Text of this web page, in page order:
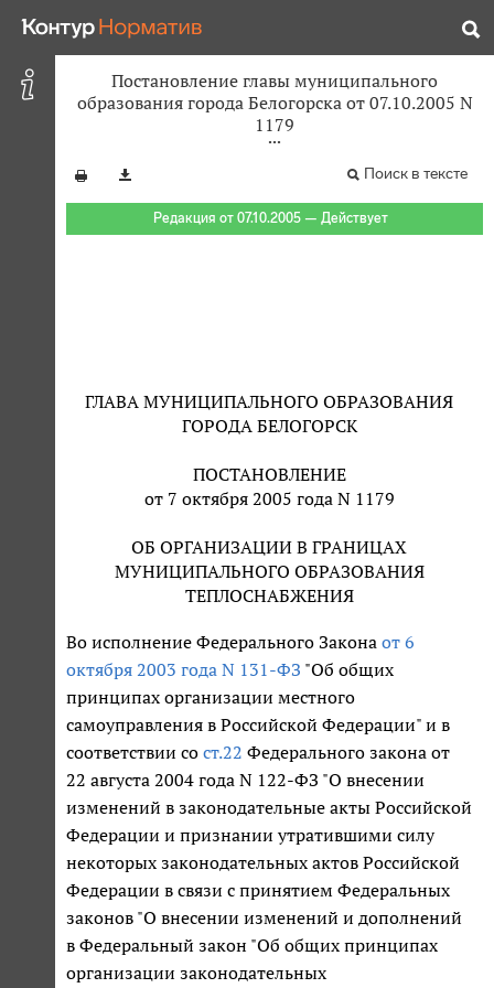
Постановление главы муниципального
образования города Белогорска от 07.10.2005 N
1179
Поиск в тексте
Редакция от 07.10.2005 — Действует
ГЛАВА МУНИЦИПАЛЬНОГО ОБРАЗОВАНИЯ
ГОРОДА БЕЛОГОРСК
ПОСТАНОВЛЕНИЕ
от 7 октября 2005 года N 1179
ОБ ОРГАНИЗАЦИИ В ГРАНИЦАХ
МУНИЦИПАЛЬНОГО ОБРАЗОВАНИЯ
ТЕПЛОСНАБЖЕНИЯ
Во исполнение Федерального Закона от 6
октября 2003 года N 131-ФЗ "Об общих
принципах организации местного
самоуправления в Российской Федерации" и в
соответствии со ст.22 Федерального закона от
22 августа 2004 года N 122-ФЗ "О внесении
изменений в законодательные акты Российской
Федерации и признании утратившими силу
некоторых законодательных актов Российской
Федерации в связи с принятием Федеральных
законов "О внесении изменений и дополнений
в Федеральный закон "Об общих принципах
организации законодательных